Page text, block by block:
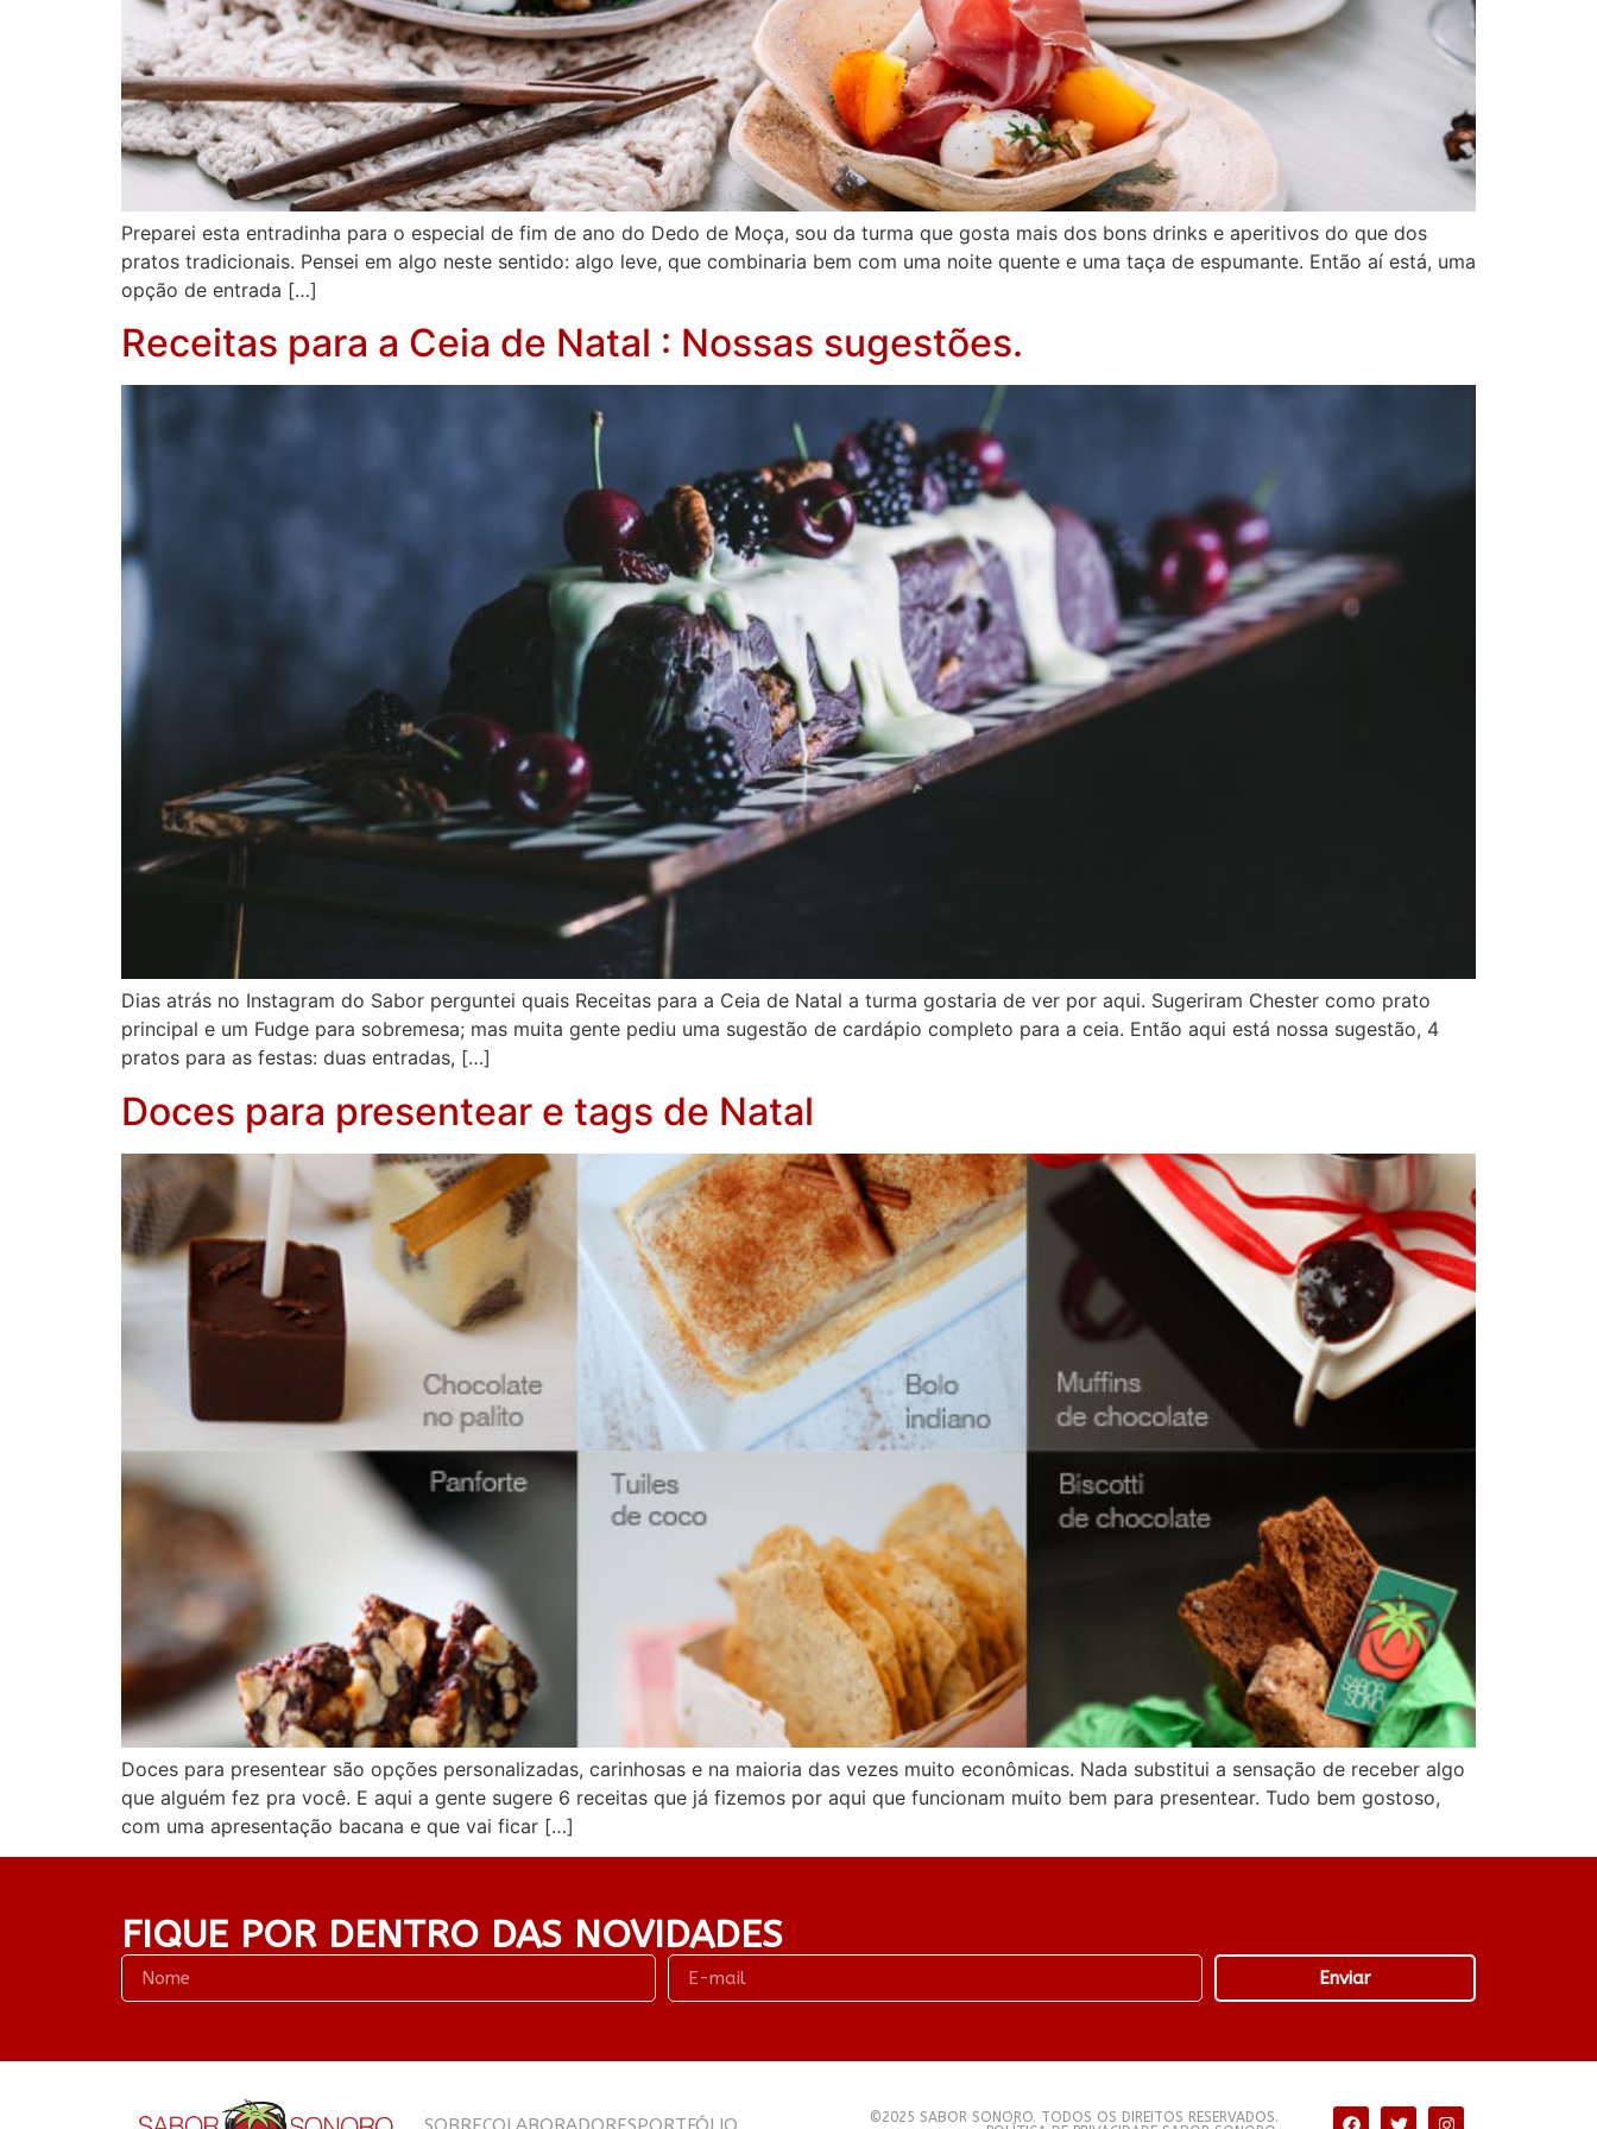
Preparei esta entradinha para o especial de fim de ano do Dedo de Moça, sou da turma que gosta mais dos bons drinks e aperitivos do que dos
pratos tradicionais. Pensei em algo neste sentido: algo leve, que combinaria bem com uma noite quente e uma taça de espumante. Então aí está, uma
opção de entrada […]
Receitas para a Ceia de Natal : Nossas sugestões.
Dias atrás no Instagram do Sabor perguntei quais Receitas para a Ceia de Natal a turma gostaria de ver por aqui. Sugeriram Chester como prato
principal e um Fudge para sobremesa; mas muita gente pediu uma sugestão de cardápio completo para a ceia. Então aqui está nossa sugestão, 4
pratos para as festas: duas entradas, […]
Doces para presentear e tags de Natal
Doces para presentear são opções personalizadas, carinhosas e na maioria das vezes muito econômicas. Nada substitui a sensação de receber algo
que alguém fez pra você. E aqui a gente sugere 6 receitas que já fizemos por aqui que funcionam muito bem para presentear. Tudo bem gostoso,
com uma apresentação bacana e que vai ficar […]
FIQUE POR DENTRO DAS NOVIDADES
Enviar
©2025 SABOR SONORO. TODOS OS DIREITOS RESERVADOS.